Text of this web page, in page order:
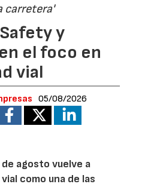
carretera'
y
el foco en
vial
05/08/2026
agosto vuelve a
como una de las